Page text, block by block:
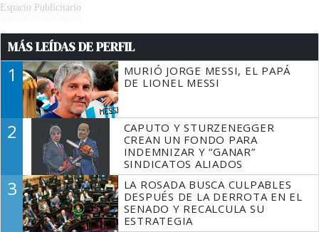
Espacio Publicitario
MÁS LEÍDAS DE PERFIL
1
MURIÓ JORGE MESSI, EL PAPÁ
DE LIONEL MESSI
2
CAPUTO Y STURZENEGGER
CREAN UN FONDO PARA
INDEMNIZAR Y “GANAR”
SINDICATOS ALIADOS
3
LA ROSADA BUSCA CULPABLES
DESPUÉS DE LA DERROTA EN EL
SENADO Y RECALCULA SU
ESTRATEGIA